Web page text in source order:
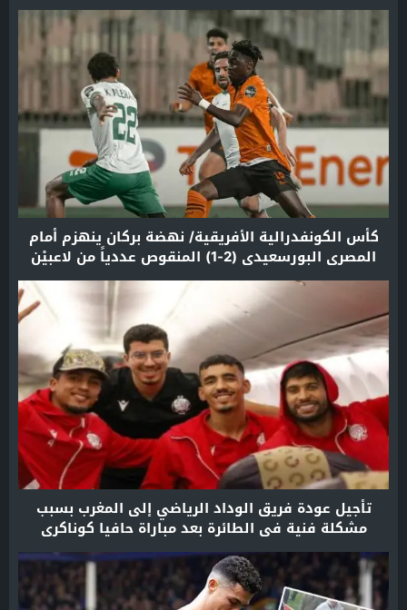
كأس الكونفدرالية الأفريقية/ نهضة بركان ينهزم أمام
المصري البورسعيدي (2-1) المنقوص عددياً من لاعبيْن
لأكثر من 30 دقيقة
تأجيل عودة فريق الوداد الرياضي إلى المغرب بسبب
مشكلة فنية في الطائرة بعد مباراة حافيا كوناكري